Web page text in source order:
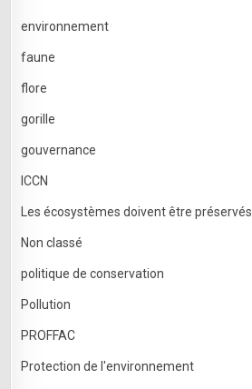
environnement
faune
flore
gorille
gouvernance
ICCN
Les écosystèmes doivent être préservés
Non classé
politique de conservation
Pollution
PROFFAC
Protection de l'environnement